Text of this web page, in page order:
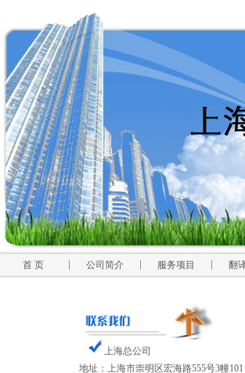
首 页 公司简介 服务项目 翻
上海总公司
地址：上海市崇明区宏海路555号3幢101